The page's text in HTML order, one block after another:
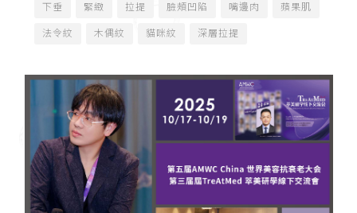
下垂 緊緻 拉提 臉頰凹陷 嘴邊肉 蘋果肌
法令紋 木偶紋 貓咪紋 深層拉提